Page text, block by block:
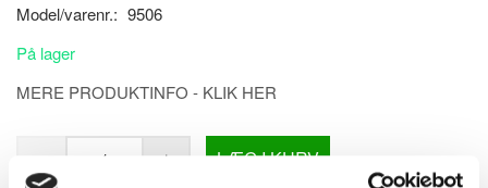
Model/varenr.: 9506
På lager
MERE PRODUKTINFO - KLIK HER
LÆG I KURV